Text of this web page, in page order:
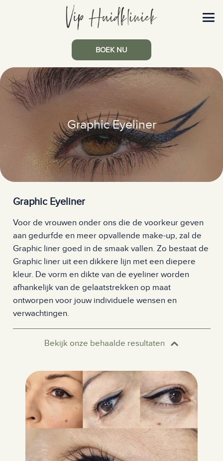
BOEK NU
Graphic Eyeliner
Graphic Eyeliner
Voor de vrouwen onder ons die de voorkeur geven
aan gedurfde en meer opvallende make-up, zal de
Graphic liner goed in de smaak vallen. Zo bestaat de
Graphic liner uit een dikkere lijn met een diepere
kleur. De vorm en dikte van de eyeliner worden
afhankelijk van de gelaatstrekken op maat
ontworpen voor jouw individuele wensen en
verwachtingen.
Bekijk onze behaalde resultaten